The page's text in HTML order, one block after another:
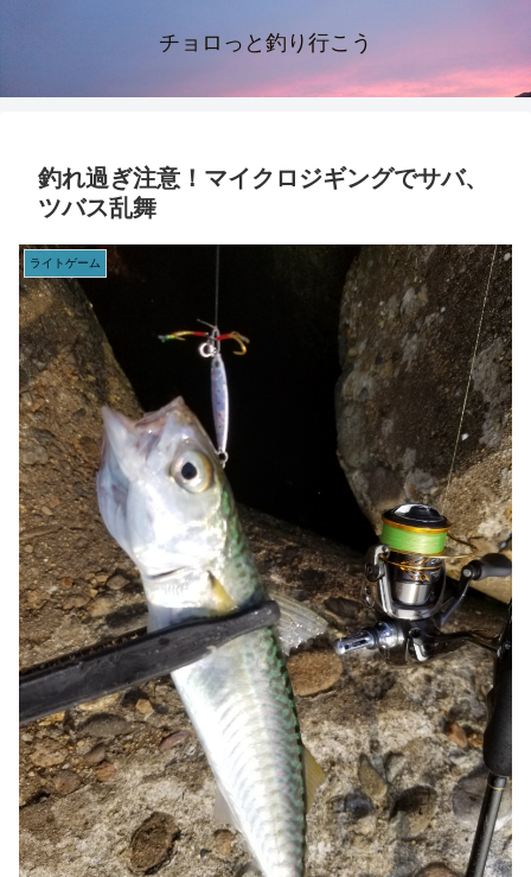
チョロっと釣り行こう
釣れ過ぎ注意！マイクロジギングでサバ、
ツバス乱舞
ライトゲーム